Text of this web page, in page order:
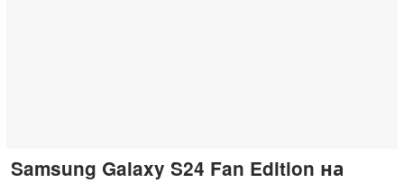
Samsung Galaxy S24 Fan Edition на